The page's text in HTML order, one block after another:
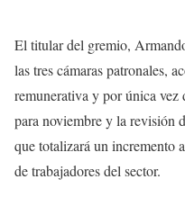
El titular del gremio,
las tres cámaras patronales,
remunerativa y por única vez
para noviembre y la revisión
que totalizará un incremento
de trabajadores del sector.